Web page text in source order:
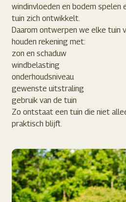
windinvloeden en bodem spelen
tuin zich ontwikkelt.
Daarom ontwerpen we elke tuin
houden rekening met:
zon en schaduw
windbelasting
onderhoudsniveau
gewenste uitstraling
gebruik van de tuin
Zo ontstaat een tuin die niet
praktisch blijft.